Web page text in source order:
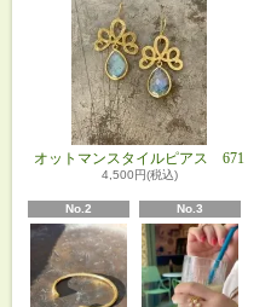
オットマンスタイルピアス 671
4,500円(税込)
No.2 No.3